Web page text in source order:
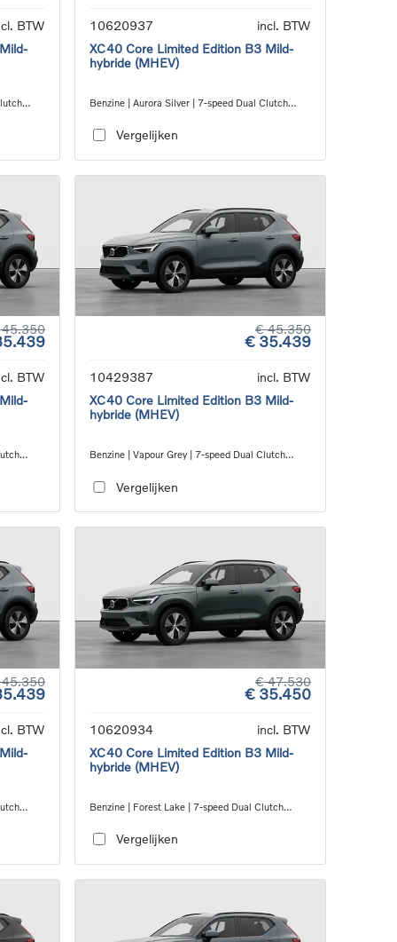
BTW
10620937
incl. BTW
XC40 Core Limited Edition B3 Mild-
hybride (MHEV)
Benzine | Aurora Silver | 7-speed Dual Clutch
Vergelijken
BTW
€ 45.350
€ 35.439
10429387
incl. BTW
XC40 Core Limited Edition B3 Mild-
hybride (MHEV)
Benzine | Vapour Grey | 7-speed Dual Clutch
Vergelijken
BTW
€ 47.530
€ 35.450
10620934
incl. BTW
XC40 Core Limited Edition B3 Mild-
hybride (MHEV)
Benzine | Forest Lake | 7-speed Dual Clutch
Vergelijken